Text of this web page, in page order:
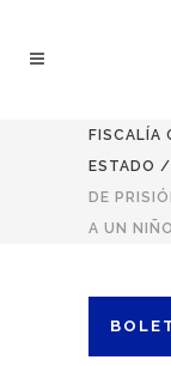
FISCALÍA
ESTADO /
DE
A UN NIÑO